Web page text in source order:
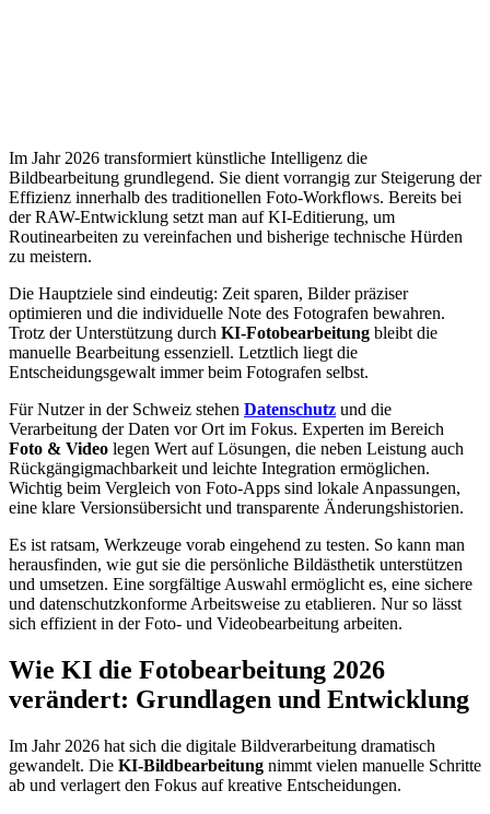
Im Jahr 2026 transformiert künstliche Intelligenz die
Bildbearbeitung grundlegend. Sie dient vorrangig zur Steigerung der
Effizienz innerhalb des traditionellen Foto-Workflows. Bereits bei
der RAW-Entwicklung setzt man auf KI-Editierung, um
Routinearbeiten zu vereinfachen und bisherige technische Hürden
zu meistern.
Die Hauptziele sind eindeutig: Zeit sparen, Bilder präziser
optimieren und die individuelle Note des Fotografen bewahren.
Trotz der Unterstützung durch KI-Fotobearbeitung bleibt die
manuelle Bearbeitung essenziell. Letztlich liegt die
Entscheidungsgewalt immer beim Fotografen selbst.
Für Nutzer in der Schweiz stehen Datenschutz und die
Verarbeitung der Daten vor Ort im Fokus. Experten im Bereich
Foto & Video legen Wert auf Lösungen, die neben Leistung auch
Rückgängigmachbarkeit und leichte Integration ermöglichen.
Wichtig beim Vergleich von Foto-Apps sind lokale Anpassungen,
eine klare Versionsübersicht und transparente Änderungshistorien.
Es ist ratsam, Werkzeuge vorab eingehend zu testen. So kann man
herausfinden, wie gut sie die persönliche Bildästhetik unterstützen
und umsetzen. Eine sorgfältige Auswahl ermöglicht es, eine sichere
und datenschutzkonforme Arbeitsweise zu etablieren. Nur so lässt
sich effizient in der Foto- und Videobearbeitung arbeiten.
Wie KI die Fotobearbeitung 2026
verändert: Grundlagen und Entwicklung
Im Jahr 2026 hat sich die digitale Bildverarbeitung dramatisch
gewandelt. Die KI-Bildbearbeitung nimmt vielen manuelle Schritte
ab und verlagert den Fokus auf kreative Entscheidungen.